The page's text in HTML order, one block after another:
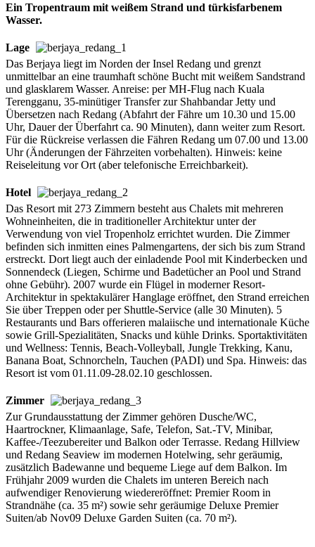
Ein Tropentraum mit weißem Strand und türkisfarbenem
Wasser.
Lage
Das Berjaya liegt im Norden der Insel Redang und grenzt
unmittelbar an eine traumhaft schöne Bucht mit weißem Sandstrand
und glasklarem Wasser. Anreise: per MH-Flug nach Kuala
Terengganu, 35-minütiger Transfer zur Shahbandar Jetty und
Übersetzen nach Redang (Abfahrt der Fähre um 10.30 und 15.00
Uhr, Dauer der Überfahrt ca. 90 Minuten), dann weiter zum Resort.
Für die Rückreise verlassen die Fähren Redang um 07.00 und 13.00
Uhr (Änderungen der Fährzeiten vorbehalten). Hinweis: keine
Reiseleitung vor Ort (aber telefonische Erreichbarkeit).
Hotel
Das Resort mit 273 Zimmern besteht aus Chalets mit mehreren
Wohneinheiten, die in traditioneller Architektur unter der
Verwendung von viel Tropenholz errichtet wurden. Die Zimmer
befinden sich inmitten eines Palmengartens, der sich bis zum Strand
erstreckt. Dort liegt auch der einladende Pool mit Kinderbecken und
Sonnendeck (Liegen, Schirme und Badetücher an Pool und Strand
ohne Gebühr). 2007 wurde ein Flügel in moderner Resort-
Architektur in spektakulärer Hanglage eröffnet, den Strand erreichen
Sie über Treppen oder per Shuttle-Service (alle 30 Minuten). 5
Restaurants und Bars offerieren malaiische und internationale Küche
sowie Grill-Spezialitäten, Snacks und kühle Drinks. Sportaktivitäten
und Wellness: Tennis, Beach-Volleyball, Jungle Trekking, Kanu,
Banana Boat, Schnorcheln, Tauchen (PADI) und Spa. Hinweis: das
Resort ist vom 01.11.09-28.02.10 geschlossen.
Zimmer
Zur Grundausstattung der Zimmer gehören Dusche/WC,
Haartrockner, Klimaanlage, Safe, Telefon, Sat.-TV, Minibar,
Kaffee-/Teezubereiter und Balkon oder Terrasse. Redang Hillview
und Redang Seaview im modernen Hotelwing, sehr geräumig,
zusätzlich Badewanne und bequeme Liege auf dem Balkon. Im
Frühjahr 2009 wurden die Chalets im unteren Bereich nach
aufwendiger Renovierung wiedereröffnet: Premier Room in
Strandnähe (ca. 35 m²) sowie sehr geräumige Deluxe Premier
Suiten/ab Nov09 Deluxe Garden Suiten (ca. 70 m²).